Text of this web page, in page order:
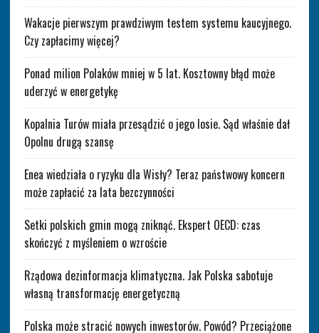
Wakacje pierwszym prawdziwym testem systemu kaucyjnego.
Czy zapłacimy więcej?
Ponad milion Polaków mniej w 5 lat. Kosztowny błąd może
uderzyć w energetykę
Kopalnia Turów miała przesądzić o jego losie. Sąd właśnie dał
Opolnu drugą szansę
Enea wiedziała o ryzyku dla Wisły? Teraz państwowy koncern
może zapłacić za lata bezczynności
Setki polskich gmin mogą zniknąć. Ekspert OECD: czas
skończyć z myśleniem o wzroście
Rządowa dezinformacja klimatyczna. Jak Polska sabotuje
własną transformację energetyczną
Polska może stracić nowych inwestorów. Powód? Przeciążone